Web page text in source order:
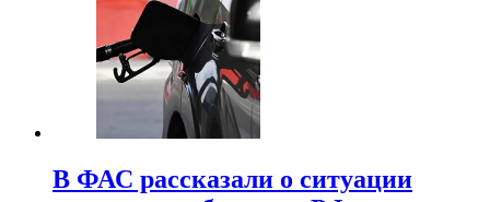
В ФАС рассказали о ситуации